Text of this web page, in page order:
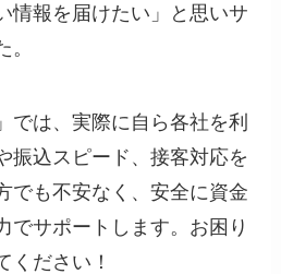
情報を届けたい」と思いサ
。
では、実際に自ら各社を利
振込スピード、接客対応を
でも不安なく、安全に資金
でサポートします。お困り
ください！